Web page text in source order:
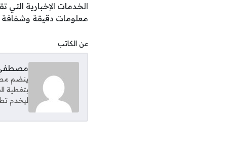
الخدمات الإخبارية
معلومات دقيقة
عن الكاتب
مصطفي
ينضم
بتغطية
ليخدم